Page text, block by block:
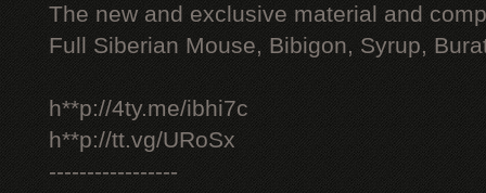
The new and exclusive material and
Full Siberian Mouse, Bibigon, Syrup,
h**p://4ty.me/ibhi7c
h**p://tt.vg/URoSx
-----------------